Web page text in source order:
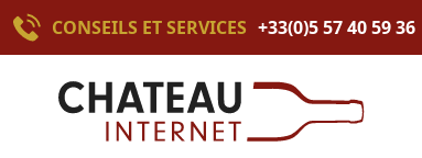
CONSEILS ET SERVICES +33(0)5 57 40 59 36